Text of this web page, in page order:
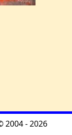
2004 - 2026